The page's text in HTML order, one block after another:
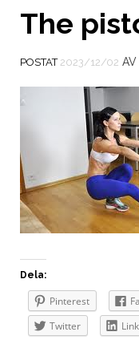
The
POSTAT 2023/12/02 AV
Dela:
Pinterest
Twitter